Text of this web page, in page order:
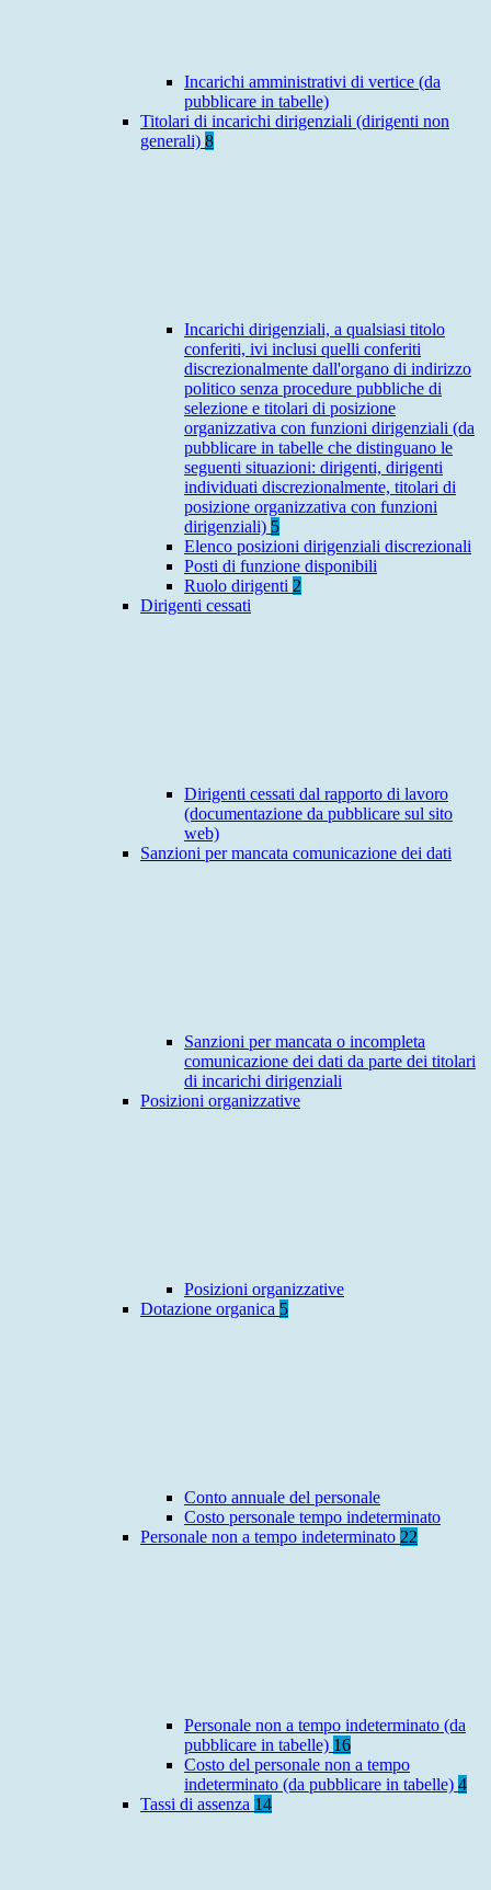
Incarichi amministrativi di vertice (da
pubblicare in tabelle)
Titolari di incarichi dirigenziali (dirigenti non
generali) 8
Incarichi dirigenziali, a qualsiasi titolo
conferiti, ivi inclusi quelli conferiti
discrezionalmente dall'organo di indirizzo
politico senza procedure pubbliche di
selezione e titolari di posizione
organizzativa con funzioni dirigenziali (da
pubblicare in tabelle che distinguano le
seguenti situazioni: dirigenti, dirigenti
individuati discrezionalmente, titolari di
posizione organizzativa con funzioni
dirigenziali) 5
Elenco posizioni dirigenziali discrezionali
Posti di funzione disponibili
Ruolo dirigenti 2
Dirigenti cessati
Dirigenti cessati dal rapporto di lavoro
(documentazione da pubblicare sul sito
web)
Sanzioni per mancata comunicazione dei dati
Sanzioni per mancata o incompleta
comunicazione dei dati da parte dei titolari
di incarichi dirigenziali
Posizioni organizzative
Posizioni organizzative
Dotazione organica 5
Conto annuale del personale
Costo personale tempo indeterminato
Personale non a tempo indeterminato 22
Personale non a tempo indeterminato (da
pubblicare in tabelle) 16
Costo del personale non a tempo
indeterminato (da pubblicare in tabelle) 4
Tassi di assenza 14